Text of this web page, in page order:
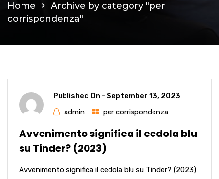
Home
Archive by category "per
corrispondenza"
Published On - September 13, 2023
admin
per corrispondenza
Avvenimento significa il cedola blu
su Tinder? (2023)
Avvenimento significa il cedola blu su Tinder? (2023)